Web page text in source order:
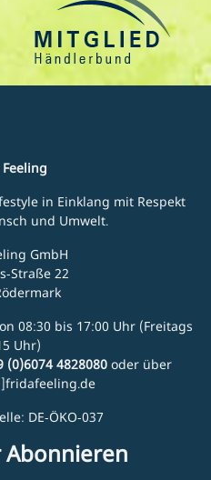
in Einklang mit Respekt
und Umwelt.
GmbH
Straße 22
08:30 bis 17:00 Uhr (Freitags
Uhr)
(0)6074 4828080 oder über
DE-ÖKO-037